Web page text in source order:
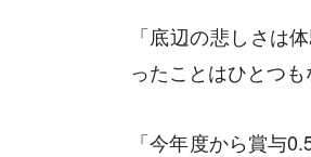
「底辺の悲しさは
ったことはひとつも
「今年度から賞与